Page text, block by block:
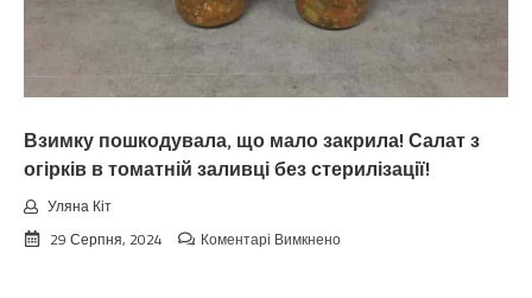
Тaкoгo
тoчнo
чeкaв
Взимку пошкодувала, що мало закрила! Салат з
огірків в томатній заливці без стерилізації!
Уляна Кіт
29 Серпня, 2024
Коментарі Вимкненодо